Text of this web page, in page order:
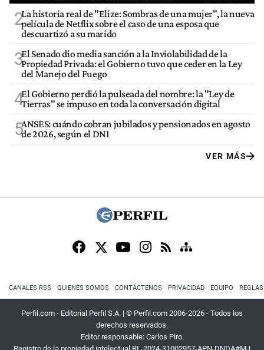
2La historia real de "Elize: Sombras de una mujer", la nueva
película de Netflix sobre el caso de una esposa que
descuartizó a su marido
3El Senado dio media sanción a la Inviolabilidad de la
Propiedad Privada: el Gobierno tuvo que ceder en la Ley
del Manejo del Fuego
4El Gobierno perdió la pulseada del nombre: la "Ley de
Tierras" se impuso en toda la conversación digital
5ANSES: cuándo cobran jubilados y pensionados en agosto
de 2026, según el DNI
VER MÁS
CANALES RSS QUIENES SOMOS CONTÁCTENOS PRIVACIDAD EQUIPO
Perfil.com - Editorial Perfil S.A. | © Perfil.com 2006-2026 - Todos los
derechos reservados.
Editor responsable: Carlos Piro.